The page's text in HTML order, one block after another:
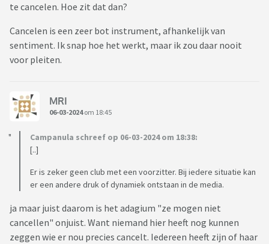
te cancelen. Hoe zit dat dan?
Cancelen is een zeer bot instrument, afhankelijk van
sentiment. Ik snap hoe het werkt, maar ik zou daar nooit
voor pleiten.
MRI
06-03-2024om 18:45
Campanula schreef op 06-03-2024 om 18:38:
[..]
Er is zeker geen club met een voorzitter. Bij iedere situatie kan
er een andere druk of dynamiek ontstaan in de media.
ja maar juist daarom is het adagium "ze mogen niet
cancellen" onjuist. Want niemand hier heeft nog kunnen
zeggen wie er nou precies cancelt. Iedereen heeft zijn of haar